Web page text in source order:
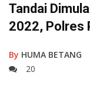
Tandai
2022, Polres
By HUMA BETANG
20